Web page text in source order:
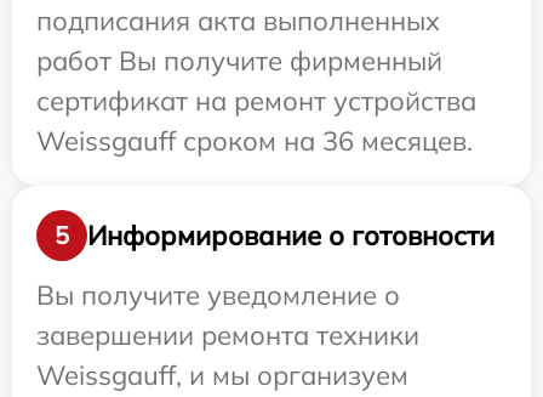
подписания акта выполненных
работ Вы получите фирменный
сертификат на ремонт устройства
Weissgauff сроком на 36 месяцев.
5
Информирование о готовности
Вы получите уведомление о
завершении ремонта техники
Weissgauff, и мы организуем